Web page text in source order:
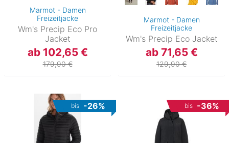
Marmot - Damen
Freizeitjacke
Wm's Precip Eco Pro
Jacket
ab 102,65 €
179,90 €
Marmot - Damen
Freizeitjacke
Wm's Precip Eco Jacket
ab 71,65 €
129,90 €
bis -26% bis -36%